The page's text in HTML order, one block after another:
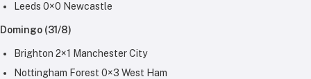
Leeds 0×0 Newcastle
Domingo (31/8)
Brighton 2×1 Manchester City
Nottingham Forest 0×3 West Ham